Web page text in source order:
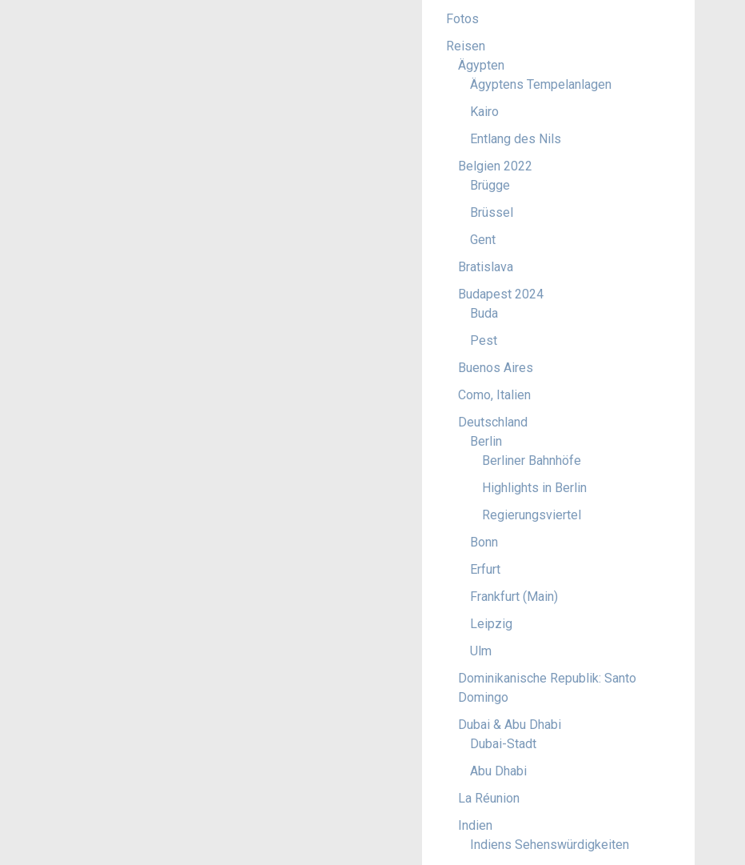
Fotos
Reisen
Ägypten
Ägyptens Tempelanlagen
Kairo
Entlang des Nils
Belgien 2022
Brügge
Brüssel
Gent
Bratislava
Budapest 2024
Buda
Pest
Buenos Aires
Como, Italien
Deutschland
Berlin
Berliner Bahnhöfe
Highlights in Berlin
Regierungsviertel
Bonn
Erfurt
Frankfurt (Main)
Leipzig
Ulm
Dominikanische Republik: Santo
Domingo
Dubai & Abu Dhabi
Dubai-Stadt
Abu Dhabi
La Réunion
Indien
Indiens Sehenswürdigkeiten